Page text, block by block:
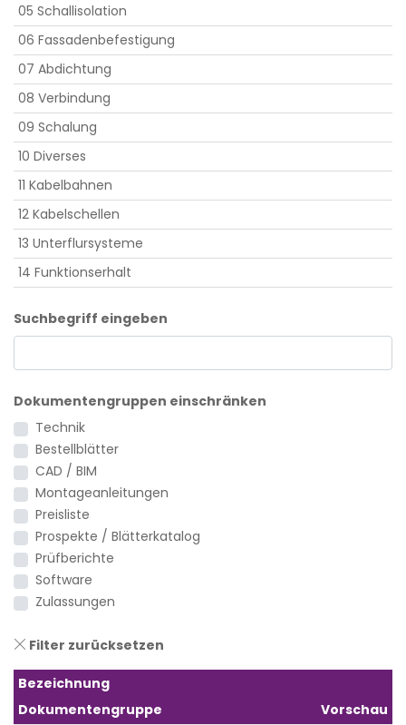
05 Schallisolation
06 Fassadenbefestigung
07 Abdichtung
08 Verbindung
09 Schalung
10 Diverses
11 Kabelbahnen
12 Kabelschellen
13 Unterflursysteme
14 Funktionserhalt
Suchbegriff eingeben
Dokumentengruppen einschränken
Technik
Bestellblätter
CAD / BIM
Montageanleitungen
Preisliste
Prospekte / Blätterkatalog
Prüfberichte
Software
Zulassungen
Filter zurücksetzen
Bezeichnung
Dokumentengruppe
Vorschau